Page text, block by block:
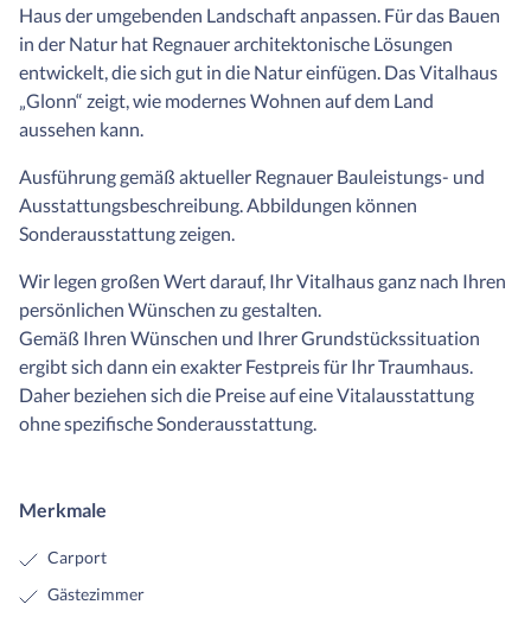
Haus der umgebenden Landschaft anpassen. Für das Bauen
in der Natur hat Regnauer architektonische Lösungen
entwickelt, die sich gut in die Natur einfügen. Das Vitalhaus
„Glonn“ zeigt, wie modernes Wohnen auf dem Land
aussehen kann.
Ausführung gemäß aktueller Regnauer Bauleistungs- und
Ausstattungsbeschreibung. Abbildungen können
Sonderausstattung zeigen.
Wir legen großen Wert darauf, Ihr Vitalhaus ganz nach Ihren
persönlichen Wünschen zu gestalten.
Gemäß Ihren Wünschen und Ihrer Grundstückssituation
ergibt sich dann ein exakter Festpreis für Ihr Traumhaus.
Daher beziehen sich die Preise auf eine Vitalausstattung
ohne spezifische Sonderausstattung.
Merkmale
Carport
Gästezimmer